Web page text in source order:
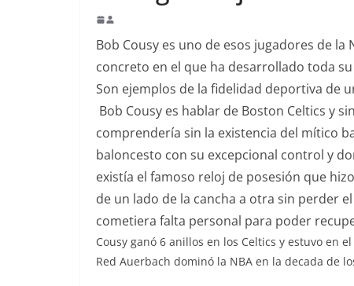
Bob Cousy es uno de esos jugadores de
concreto en el que ha desarrollado toda
Son ejemplos de la fidelidad deportiva de
Bob Cousy es hablar de Boston Celtics y
comprendería sin la existencia del mítico
baloncesto con su excepcional control y
existía el famoso reloj de posesión que
de un lado de la cancha a otra sin perder
cometiera falta personal para poder
Cousy ganó 6 anillos en los Celtics y estuvo en
Red Auerbach dominó la NBA en la decada de